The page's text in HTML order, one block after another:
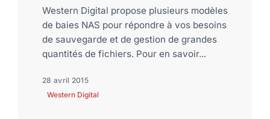
Western Digital propose plusieurs modèles
de baies NAS pour répondre à vos besoins
de sauvegarde et de gestion de grandes
quantités de fichiers. Pour en savoir...
28 avril 2015
Western Digital